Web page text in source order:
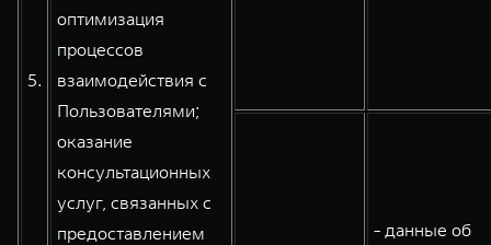
5.
оптимизация
процессов
взаимодействия с
Пользователями;
оказание
консультационных
услуг, связанных с
предоставлением
- данные об